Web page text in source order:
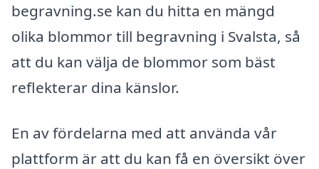
begravning.se kan du hitta en mängd
olika blommor till begravning i Svalsta, så
att du kan välja de blommor som bäst
reflekterar dina känslor.
En av fördelarna med att använda vår
plattform är att du kan få en översikt över